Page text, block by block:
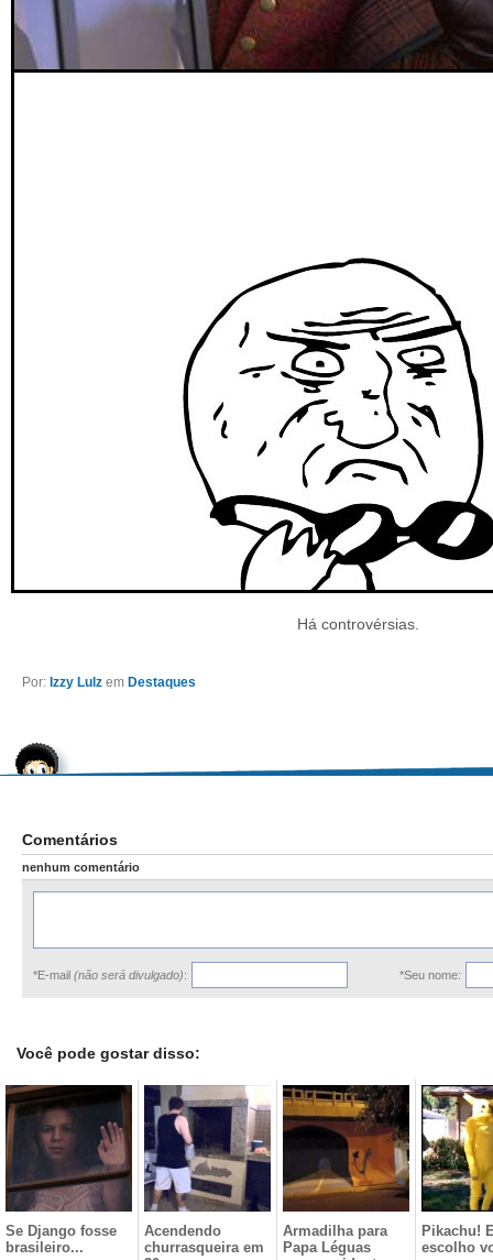
Há controvérsias.
Por: Izzy Lulz em Destaques
Comentários
nenhum comentário
*E-mail (não será divulgado): *Seu nome:
Você pode gostar disso:
Se Django fosse
brasileiro...
Acendendo
churrasqueira em
Armadilha para
Papa Léguas
Pikachu!
escolho